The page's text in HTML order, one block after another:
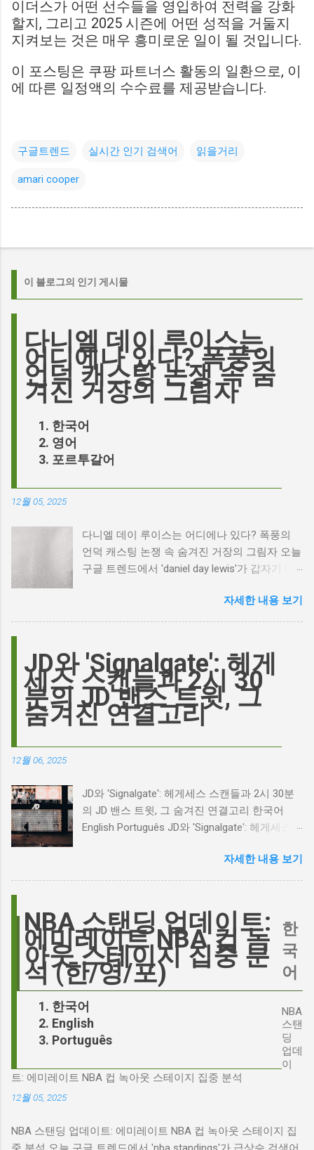
이더스가 어떤 선수들을 영입하여 전력을 강화
할지, 그리고 2025 시즌에 어떤 성적을 거둘지
지켜보는 것은 매우 흥미로운 일이 될 것입니다.
이 포스팅은 쿠팡 파트너스 활동의 일환으로, 이
에 따른 일정액의 수수료를 제공받습니다.
구글트렌드 실시간 인기 검색어 읽을거리
amari cooper
이 블로그의 인기 게시물
다니엘 데이 루이스는
어디에나 있다? 폭풍의
언덕 캐스팅 논쟁 속 숨
겨진 거장의 그림자
한국어
영어
포르투갈어
12월 05, 2025
다니엘 데이 루이스는 어디에나 있다? 폭풍의
언덕 캐스팅 논쟁 속 숨겨진 거장의 그림자 오늘
구글 트렌드에서 'daniel day lewis'가 갑자기 떠
이름이 왜 다시 사람들의 입에 오르내리는 걸까
요? 표면적으로는 마고 로비가 제작하고 주연을
이 그 시작입니다. 하지만 그 이면에는 '연기'라
는 예술에 대한 깊은 갈망과, 완벽주의를 향한
끊임없는 열망이 숨겨져 있습니다. Photo by
Plufow Le Studio on Unsplash 폭풍의 언덕, 그
리고 캐스팅 논쟁의 불씨 최근 몇 주 동안 영화
하는 동시에 우려를 표했습니다. 일부에서는 엘
로디의 이미지가 원작 속 히스클리프와는 다소
거리가 있다는 의견을 제시하며 캐스팅에 대한
한 비판에 대해 "기다려 보세요. 믿으세요. 분명
의 이미지가 원작과 부합하는지 여부를 넘어, 우
리가 '히스클리프'라는 인물에게 기대하는 바가
무엇인지, 그리고 배우가 그 기대를 어떻게 충족
시킬 수 있는지에 대한 근본적인 질문을 던집니
다. 다니엘 데이 루이스, '진정성'의 대명사 이 지
점에서 다니엘 데이 루이스의 이름이 등장하는
것은 결코 우연이 아닙니다. 그는 '메소드 연
기'의 극한을 보여주는 배우로서, 맡는 역할마다
완벽하게 몰입하여 실제 인물과 구분이 어려울
정도의 연기를 선보였습니다. <나의 왼발>에서
자세한 내용 보기
JD와 'Signalgate': 헤게
세스 스캔들과 2시 30
분의 JD 밴스 트윗, 그
숨겨진 연결고리
12월 06, 2025
JD와 'Signalgate': 헤게세스 스캔들과 2시 30분
의 JD 밴스 트윗, 그 숨겨진 연결고리 한국어
English Português JD와 'Signalgate': 헤게세스
연결고리 오늘의 구글 트렌드 인기 검색어 'jd'는
단순히 두 글자의 약자가 아닙니다. 최근 미국
'Signalgate' 스캔들과 깊숙이 연결되어 있습니
다. 폭스뉴스 진행자 피트 헤게세스(Pete
Hegseth)를 중심으로 벌어진 이 스캔들은 예상
치 못한 인물, JD 밴스(JD Vance)의 이름까지 소
환하며 파장을 일으키고 있습니다. 왜 'jd'가 갑자
들이 어떻게 얽혀있는 것일까요? 최대100%세일
오늘의 특가 'Signalgate' 스캔들: 피트 헤게세스
의 그림자 먼저 'Signalgate' 스캔들의 핵심 인물
인 피트 헤게세스부터 살펴봐야 합니다. 최근 공
개된 국방부 감사 보고서에 따르면, 헤게세스는
스의 행위가 윤리적으로 심각한 문제를 야기하
자세한 내용 보기
NBA 스탠딩 업데이트:
에미레이트 NBA 컵 녹
아웃 스테이지 집중 분
석 (한/영/포)
한국어
English
Português
한
국
어
NBA
스탠
딩
업데
이
트: 에미레이트 NBA 컵 녹아웃 스테이지 집중 분석
12월 05, 2025
NBA 스탠딩 업데이트: 에미레이트 NBA 컵 녹아웃 스테이지 집